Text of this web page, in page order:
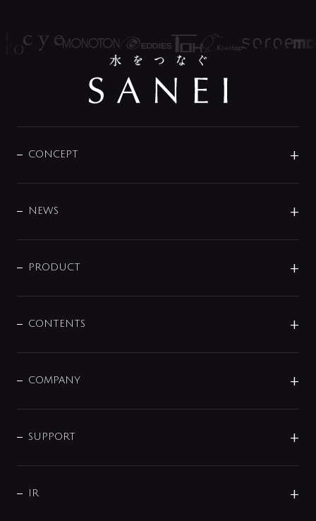
CONCEPT
DESIGN
NEWS
商品に関して
その他
PRODUCT
センサー・タッチ水栓
単水栓
分岐
配管システム
CONTENTS
じぶんシャワーが見つかる
COMPANY
企業理念
会社概要
SUPPORT
よくあるご質問
IR